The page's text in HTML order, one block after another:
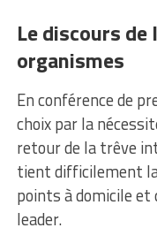
Le discours
organismes
En conférence de
choix par la
retour de la trêve
tient difficilement
points à domicile
leader.